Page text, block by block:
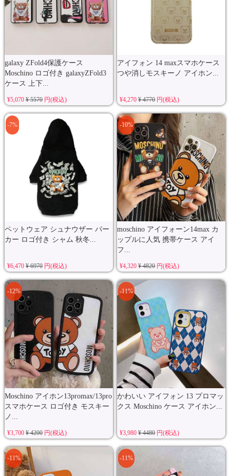
galaxy ZFold4保護ケース
Moschino ロゴ付き galaxyZFold3
ケース 上下...
¥5,070 ¥ 5570円(税込)
アイフォン 14 maxスマホケース
つや消しモスキーノ アイホン...
¥4,270¥ 4770円(税込)
ペットウェア シュナウザー パー
カー ロゴ付き シャム 秋冬...
-7%
¥6,470 ¥ 6970円(税込)
moschino アイフォーン14max カ
ップルに人気 携帯ケース アイ
フ...
-10%
¥4,320¥ 4820円(税込)
Moschino アイホン13promax/13pro
スマホケース ロゴ付き モスキー
ノ...
-12%
¥3,700 ¥ 4200円(税込)
かわいい アイフォン 13 プロマッ
クス Moschino ケース アイホン...
-11%
¥3,980¥ 4480円(税込)
-11% -11%